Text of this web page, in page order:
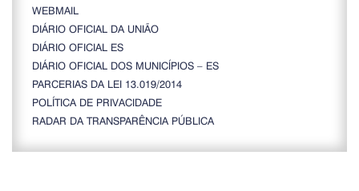
WEBMAIL
DIÁRIO OFICIAL DA UNIÃO
DIÁRIO OFICIAL ES
DIÁRIO OFICIAL DOS MUNICÍPIOS – ES
PARCERIAS DA LEI 13.019/2014
POLÍTICA DE PRIVACIDADE
RADAR DA TRANSPARÊNCIA PÚBLICA